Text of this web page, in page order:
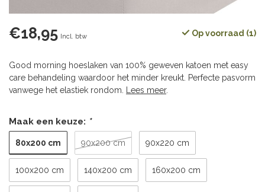
€18,95 Incl. btw Op voorraad (1)
Good morning hoeslaken van 100% geweven katoen met easy
care behandeling waardoor het minder kreukt. Perfecte pasvorm
vanwege het elastiek rondom.
Lees meer.
Maak een keuze: *
80x200 cm 90x200 cm 90x220 cm
100x200 cm 140x200 cm 160x200 cm